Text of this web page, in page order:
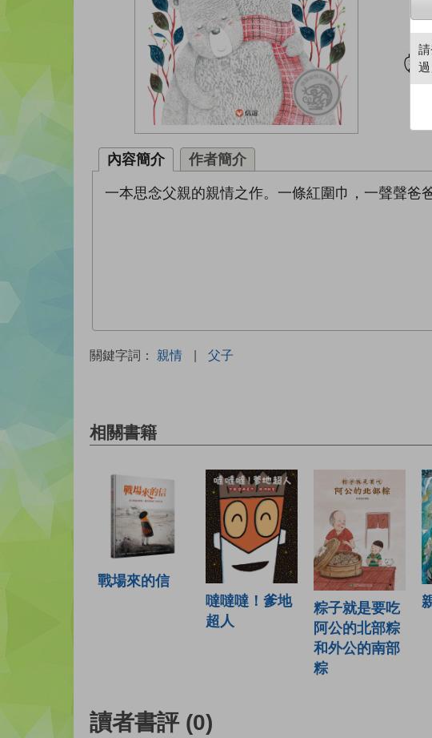
內容簡介 作者簡介
一本思念父親的親情之作。一條紅圍巾，一聲聲
關鍵字詞： 親情 | 父子
相關書籍
戰場來的信
噠噠噠！爹地
超人
粽子就是要吃
阿公的北部粽
和外公的南部
粽
讀者書評 (0)
過